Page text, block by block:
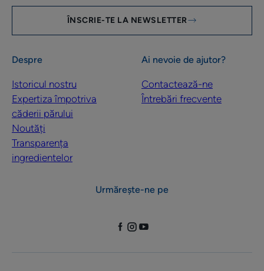
ÎNSCRIE-TE LA NEWSLETTER
Despre
Istoricul nostru
Expertiza împotriva
căderii părului
Noutăți
Transparența
ingredientelor
Ai nevoie de ajutor?
Contactează-ne
Întrebări frecvente
Urmărește-ne pe